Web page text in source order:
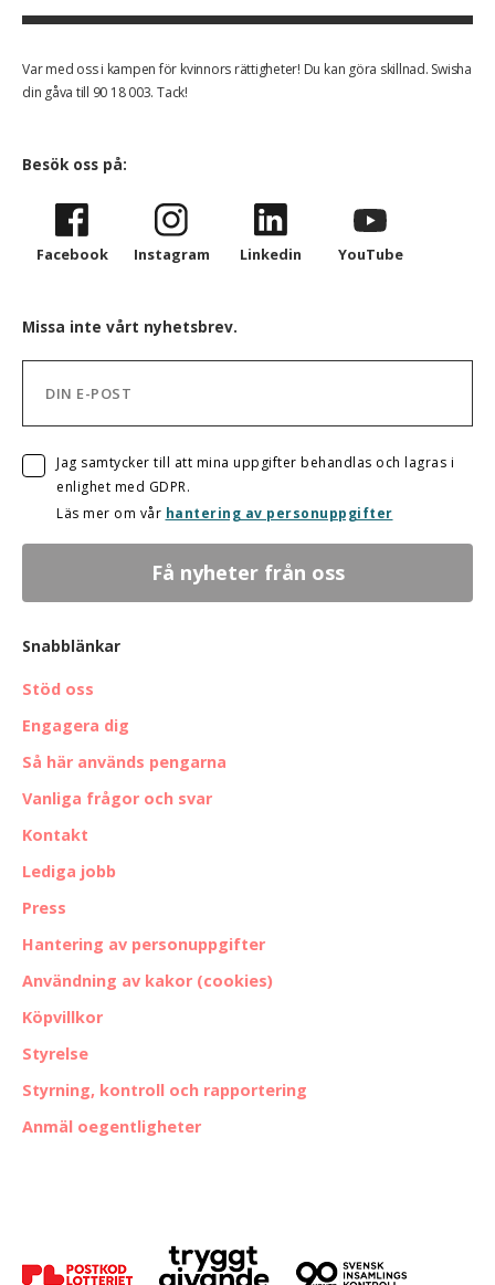
Var med oss i kampen för kvinnors rättigheter! Du kan göra skillnad. Swisha
din gåva till 90 18 003. Tack!
Besök oss på:
Facebook Instagram Linkedin YouTube
Missa inte vårt nyhetsbrev.
Jag samtycker till att mina uppgifter behandlas och lagras i
enlighet med GDPR.
Läs mer om vår hantering av personuppgifter
Snabblänkar
Stöd oss
Engagera dig
Så här används pengarna
Vanliga frågor och svar
Kontakt
Lediga jobb
Press
Hantering av personuppgifter
Användning av kakor (cookies)
Köpvillkor
Styrelse
Styrning, kontroll och rapportering
Anmäl oegentligheter